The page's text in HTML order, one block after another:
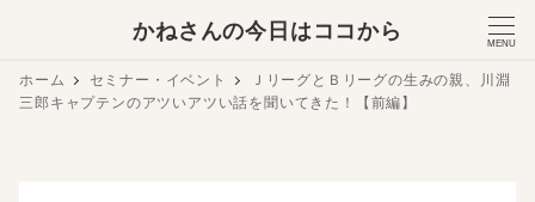
かねさんの今日はココから
MENU
ホーム セミナー・イベント
ＪリーグとＢリーグの生みの親、川淵
三郎キャプテンのアツいアツい話を聞いてきた！【前編】